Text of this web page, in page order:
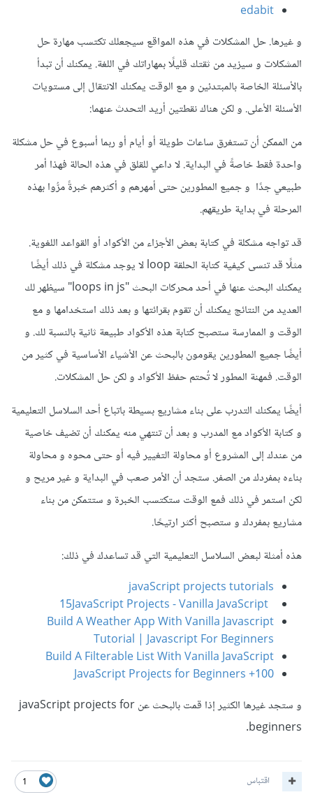
edabit
و غيرها. حل المشكلات في هذه المواقع سيجعلك تكتسب مهارة حل
المشكلات و سيزيد من ثقتك قليلًا بمهاراتك في اللغة. يمكنك أن تبدأ
بالأسئلة الخاصة بالمبتدئين و مع الوقت يمكنك الانتقال إلى مستويات
الأسئلة الأعلى. و لكن هناك نقطتين أريد التحدث عنهما:
من الممكن أن تستغرق ساعات طويلة أو أيام أو ربما أسبوع في حل مشكلة
واحدة فقط خاصةً في البداية. لا داعي للقلق في هذه الحالة فهذا أمر
طبيعي جدًا و جميع المطورين حتى أمهرهم و أكثرهم خبرةً مرُّوا بهذه
المرحلة في بداية طريقهم.
قد تواجه مشكلة في كتابة بعض الأجزاء من الأكواد أو القواعد اللغوية.
مثلًا قد تنسى كيفية كتابة الحلقة loop لا يوجد مشكلة في ذلك أيضًا
يمكنك البحث عنها في أحد محركات البحث "loops in js" سيظهر لك
العديد من النتائج يمكنك أن تقوم بقرائتها و بعد ذلك استخدامها و مع
الوقت و الممارسة ستصبح كتابة هذه الأكواد طبيعة ثانية بالنسبة لك. و
أيضًا جميع المطورين يقومون بالبحث عن الأشياء الأساسية في كثير من
الوقت. فمهنة المطور لا تُحتم حفظ الأكواد و لكن حل المشكلات.
أيضًا يمكنك التدرب على بناء مشاريع بسيطة باتباع أحد السلاسل التعليمية
و كتابة الأكواد مع المدرب و بعد أن تنتهي منه يمكنك أن تضيف خاصية
من عندك إلى المشروع أو محاولة التغيير فيه أو حتى محوه و محاولة
بناءه بمفردك من الصفر. ستجد أن الأمر صعب في البداية و غير مريح و
لكن استمر في ذلك فمع الوقت ستكتسب الخبرة و ستتمكن من بناء
مشاريع بمفردك و ستصبح أكثر ارتيحًا.
هذه أمثلة لبعض السلاسل التعليمية التي قد تساعدك في ذلك:
javaScript projects tutorials
15JavaScript Projects - Vanilla JavaScript
Build A Weather App With Vanilla Javascript
Tutorial | Javascript For Beginners
Build A Filterable List With Vanilla JavaScript
100+ JavaScript Projects for Beginners
و ستجد غيرها الكثير إذا قمت بالبحث عن javaScript projects for
beginners.
1 اقتباس